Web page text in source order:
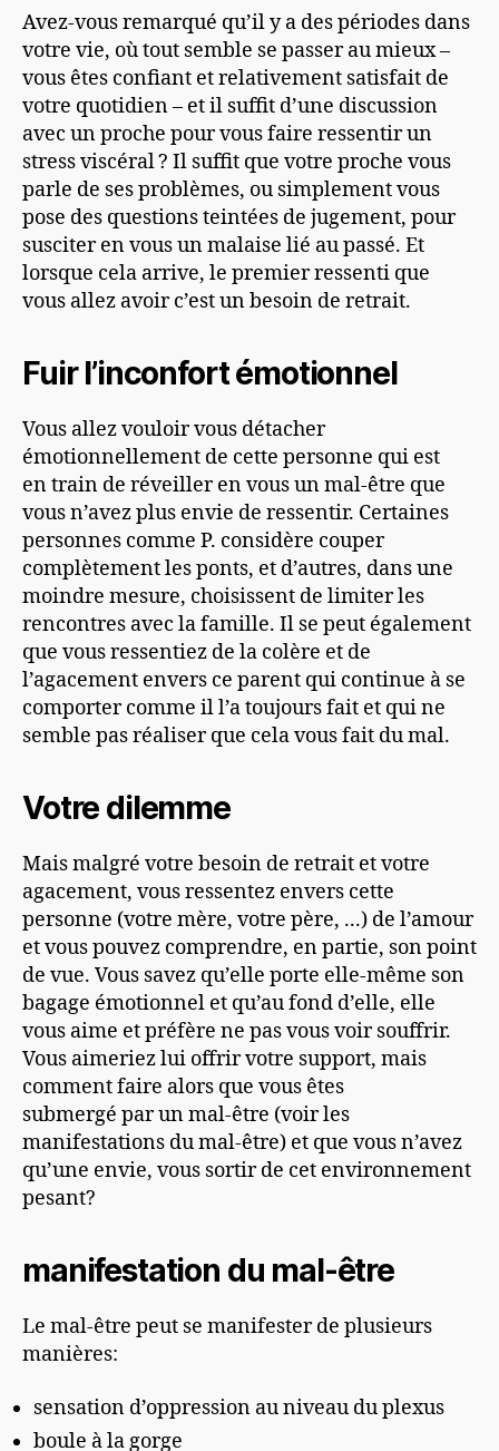
a
d
i
o
Avez-vous remarqué qu’il y a des périodes dans
votre vie, où tout semble se passer au mieux –
vous êtes confiant et relativement satisfait de
votre quotidien – et il suffit d’une discussion
avec un proche pour vous faire ressentir un
stress viscéral? Il suffit que votre proche vous
parle de ses problèmes, ou simplement vous
pose des questions teintées de jugement, pour
susciter en vous un malaise lié au passé. Et
lorsque cela arrive, le premier ressenti que
vous allez avoir c’est un besoin de retrait.
Fuir l’inconfort émotionnel
Vous allez vouloir vous détacher
émotionnellement de cette personne qui est
entrain de réveiller en vous un mal-être que
vous n’avez plus envie de ressentir. Certaines
personnes comme P. considère couper
complètement les ponts, et d’autres, dans une
moindre mesure, choisissent de limiter les
rencontres avec la famille. Il se peut également
que vous ressentiez de la colère et de
l’agacement envers ce parent qui continue à se
comporter comme il l’a toujours fait et qui ne
semble pas réaliser que cela vous fait du mal.
Votre dilemme
Mais malgré votre besoin de retrait et votre
agacement, vous ressentez envers cette
personne (votre mère, votre père, ...) de l’amour
et vous pouvez comprendre, en partie, son point
de vue. Vous savez qu’elle porte elle-même son
bagage émotionnel et qu’au fond d’elle, elle
vous aime et préfère ne pas vous voir souffrir.
Vous aimeriez lui offrir votre support, mais
comment faire alors que vous êtes
submergé par un mal-être (voir les
manifestations du mal-être) et que vous n’avez
qu’une envie, vous sortir de cet environnement
pesant?
manifestation du mal-être
Le mal-être peut se manifester de plusieurs
manières:
sensation d’oppression au niveau du plexus
boule à la gorge